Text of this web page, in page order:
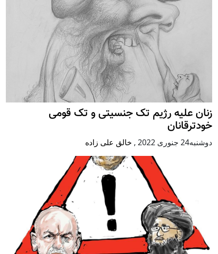
زنان علیه رژيم تک جنسیتی و تک قومی
خودترقانان
دوشنبه24 جنوری 2022 , خالق علی زاده